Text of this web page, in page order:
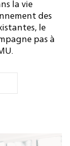
la vie
des
le
pas à